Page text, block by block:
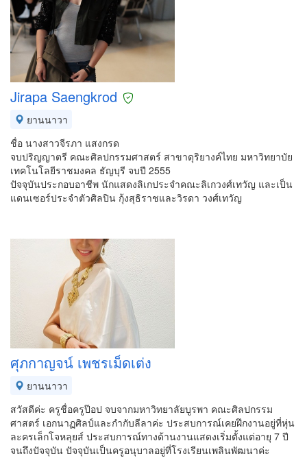
Jirapa Saengkrod
ยานนาวา
ชื่อ นางสาวจีรภา แสงกรด
จบปริญญาตรี คณะศิลปกรรมศาสตร์ สาขาดุริยางค์ไทย มหาวิทยาบัย
เทคโนโลยีราชมงคล ธัญบุรี จบปี 2555
ปัจจุบันประกอบอาชีพ นักแสดงลิเกประจำคณะลิเกวงศ์เทวัญ และเป็น
แดนเซอร์ประจำตัวศิลปิน กุ้งสุธิราชและวิรดา วงศ์เทวัญ
ศุภกาญจน์ เพชรเม็ดเต่ง
ยานนาวา
สวัสดีค่ะ ครูชื่อครูป๊อป จบจากมหาวิทยาลัยบูรพา คณะศิลปกรรม
ศาสตร์ เอกนาฏศิลป์และกำกับลีลาค่ะ ประสบการณ์เคยฝึกงานอยู่ที่หุ่น
ละครเล็กโจหลุยส์ ประสบการณ์ทางด้านงานแสดงเริ่มตั้งแต่อายุ 7 ปี
จนถึงปัจจุบัน ปัจจุบันเป็นครูอนุบาลอยู่ที่โรงเรียนเพลินพัฒนาค่ะ